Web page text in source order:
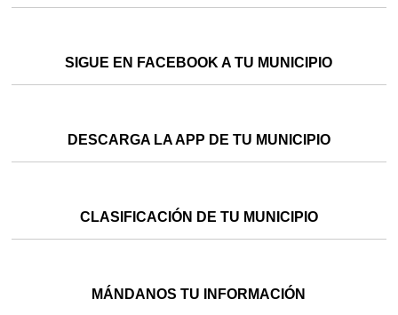
SIGUE EN FACEBOOK A TU MUNICIPIO
DESCARGA LA APP DE TU MUNICIPIO
CLASIFICACIÓN DE TU MUNICIPIO
MÁNDANOS TU INFORMACIÓN